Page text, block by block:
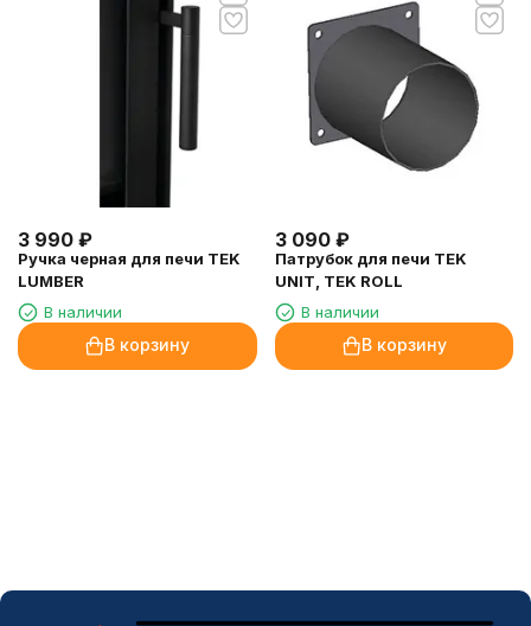
3 990 ₽
Ручка черная для печи TEK
LUMBER
В наличии
В корзину
3 090 ₽
Патрубок для печи TEK
UNIT, TEK ROLL
В наличии
В корзину